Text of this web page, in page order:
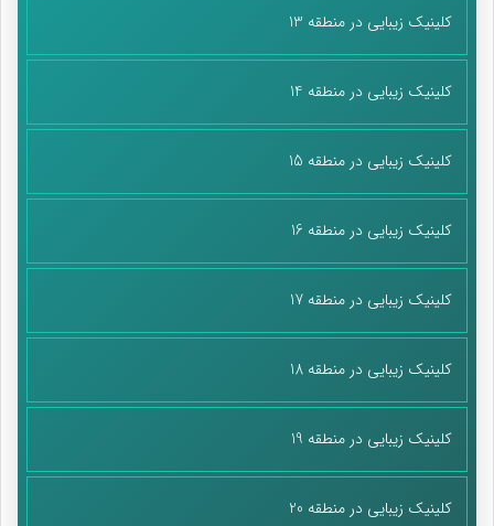
کلینیک زیبایی در منطقه 13
کلینیک زیبایی در منطقه 14
کلینیک زیبایی در منطقه 15
کلینیک زیبایی در منطقه 16
کلینیک زیبایی در منطقه 17
کلینیک زیبایی در منطقه 18
کلینیک زیبایی در منطقه 19
کلینیک زیبایی در منطقه 20